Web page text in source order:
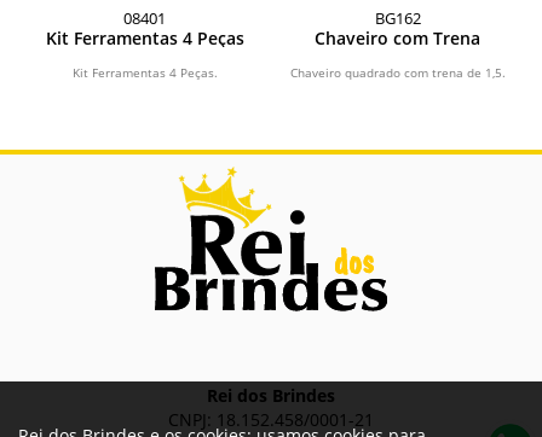
08401
Kit Ferramentas 4 Peças
Kit Ferramentas 4 Peças.
BG162
Chaveiro com Trena
Chaveiro quadrado com trena de 1,5.
Rei dos Brindes
CNPJ: 18.152.458/0001-21